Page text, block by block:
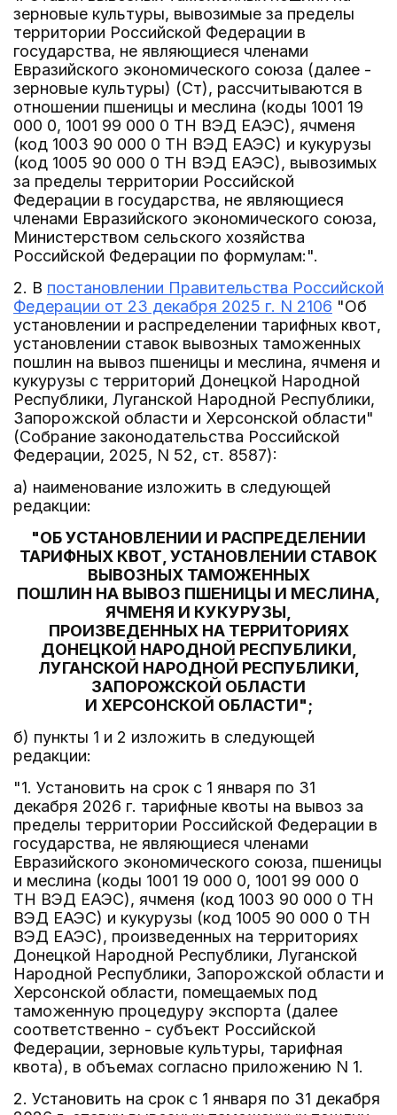
зерновые культуры, вывозимые за пределы
территории Российской Федерации в
государства, не являющиеся членами
Евразийского экономического союза (далее -
зерновые культуры) (Ст), рассчитываются в
отношении пшеницы и меслина (коды 1001 19
000 0, 1001 99 000 0 ТН ВЭД ЕАЭС), ячменя
(код 1003 90 000 0 ТН ВЭД ЕАЭС) и кукурузы
(код 1005 90 000 0 ТН ВЭД ЕАЭС), вывозимых
за пределы территории Российской
Федерации в государства, не являющиеся
членами Евразийского экономического союза,
Министерством сельского хозяйства
Российской Федерации по формулам:".
2. В постановлении Правительства Российской
Федерации от 23 декабря 2025 г. N 2106 "Об
установлении и распределении тарифных квот,
установлении ставок вывозных таможенных
пошлин на вывоз пшеницы и меслина, ячменя и
кукурузы с территорий Донецкой Народной
Республики, Луганской Народной Республики,
Запорожской области и Херсонской области"
(Собрание законодательства Российской
Федерации, 2025, N 52, ст. 8587):
а) наименование изложить в следующей
редакции:
"ОБ УСТАНОВЛЕНИИ И РАСПРЕДЕЛЕНИИ
ТАРИФНЫХ КВОТ, УСТАНОВЛЕНИИ СТАВОК
ВЫВОЗНЫХ ТАМОЖЕННЫХ
ПОШЛИН НА ВЫВОЗ ПШЕНИЦЫ И МЕСЛИНА,
ЯЧМЕНЯ И КУКУРУЗЫ,
ПРОИЗВЕДЕННЫХ НА ТЕРРИТОРИЯХ
ДОНЕЦКОЙ НАРОДНОЙ РЕСПУБЛИКИ,
ЛУГАНСКОЙ НАРОДНОЙ РЕСПУБЛИКИ,
ЗАПОРОЖСКОЙ ОБЛАСТИ
И ХЕРСОНСКОЙ ОБЛАСТИ";
б) пункты 1 и 2 изложить в следующей
редакции:
"1. Установить на срок с 1 января по 31
декабря 2026 г. тарифные квоты на вывоз за
пределы территории Российской Федерации в
государства, не являющиеся членами
Евразийского экономического союза, пшеницы
и меслина (коды 1001 19 000 0, 1001 99 000 0
ТН ВЭД ЕАЭС), ячменя (код 1003 90 000 0 ТН
ВЭД ЕАЭС) и кукурузы (код 1005 90 000 0 ТН
ВЭД ЕАЭС), произведенных на территориях
Донецкой Народной Республики, Луганской
Народной Республики, Запорожской области и
Херсонской области, помещаемых под
таможенную процедуру экспорта (далее
соответственно - субъект Российской
Федерации, зерновые культуры, тарифная
квота), в объемах согласно приложению N 1.
2. Установить на срок с 1 января по 31 декабря